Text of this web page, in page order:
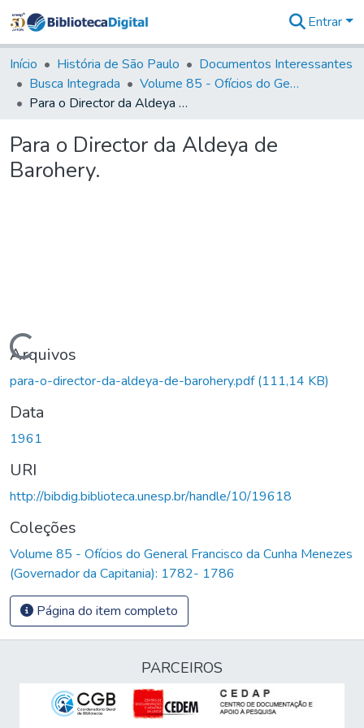
&
Coleções
Tudo na
Biblioteca
Estatísticas
Entrar
Início História de São Paulo
Documentos Interessantes
Busca Integrada
Volume 85 - Ofícios do General Francisco da Cunha Menezes (Governador da Capitania): 1782- 1786
Para o Director da Aldeya de Barohery.
Para o Director da Aldeya de
Barohery.
Carregando...
Arquivos
para-o-director-da-aldeya-de-barohery.pdf(111,14 KB)
Data
1961
URI
http://bibdig.biblioteca.unesp.br/handle/10/19618
Coleções
Volume 85 - Ofícios do General Francisco da Cunha Menezes
(Governador da Capitania): 1782- 1786
Página do item completo
PARCEIROS